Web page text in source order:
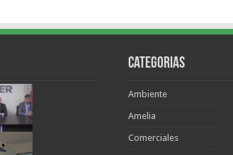
Categorias
Ambiente
Amelia
Comerciales